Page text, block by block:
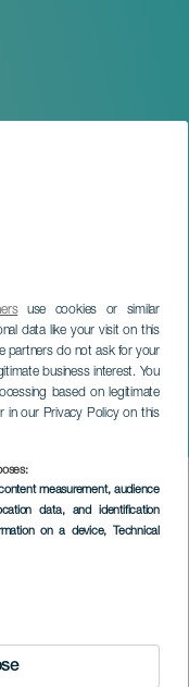
use cookies or similar
data like your visit on this
partners do not ask for your
business interest. You
based on legitimate
in our Privacy Policy on this
measurement, audience
data, and identification
on a device, Technical